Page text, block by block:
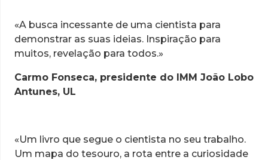
«A busca incessante de uma cientista para
demonstrar as suas ideias. Inspiração para
muitos, revelação para todos.»
Carmo Fonseca, presidente do IMM João Lobo
Antunes, UL
«Um livro que segue o cientista no seu trabalho.
Um mapa do tesouro, a rota entre a curiosidade